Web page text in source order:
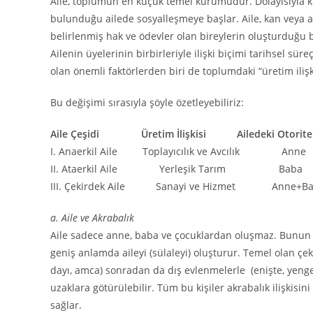
bulunduğu ailede sosyalleşmeye başlar. Aile, kan veya
belirlenmiş hak ve ödevler olan bireylerin
Ailenin üyelerinin birbirleriyle ilişki biçimi tarihsel
olan önemli faktörlerden biri de toplumdaki “üretim
Bu değişimi sırasıyla şöyle özetleyebiliriz:
Aile Çeşidi Üretim İlişkisi Ailedeki Otorite
I. Anaerkil Aile Toplayıcılık ve Avcılık Anne
II. Ataerkil Aile Yerleşik Tarım Baba
III. Çekirdek Aile Sanayi ve Hizmet
a. Aile ve Akrabalık
Aile sadece anne, baba ve çocuklardan oluşmaz.
geniş anlamda aileyi (sülaleyi) oluşturur. Temel olan
dayı, amca) sonradan da dış evlenmelerle (enişte,
uzaklara götürülebilir. Tüm bu kişiler akrabalık ilişkisini
sağlar.